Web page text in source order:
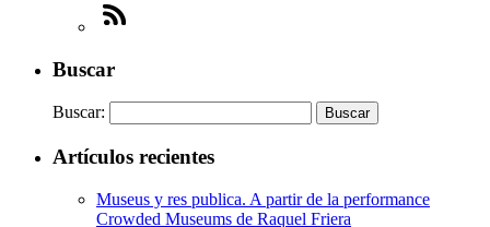
Buscar
Buscar:
Artículos recientes
Museus y res publica. A partir de la performance
Crowded Museums de Raquel Friera